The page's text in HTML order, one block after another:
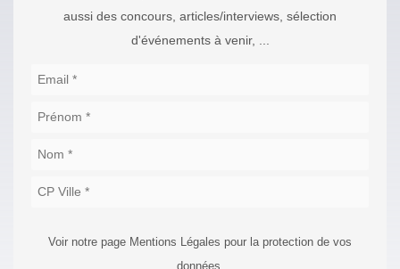
aussi des concours, articles/interviews, sélection
d'événements à venir, ...
Voir notre page Mentions Légales pour la protection de vos
données.